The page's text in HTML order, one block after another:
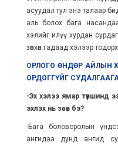
асуудал тул энэ талаар
аль болох бага
хэлийг илүү хурдан
зөвхөн гадаад хэлээр
ОРЛОГО ӨНДӨР АЙЛЫН
ОРДОГГҮЙГ
-Эх хэлээ ямар түвшинд
эхлэх нь зөв бэ?
-Бага боловсролын
ангидаа дунд ангид